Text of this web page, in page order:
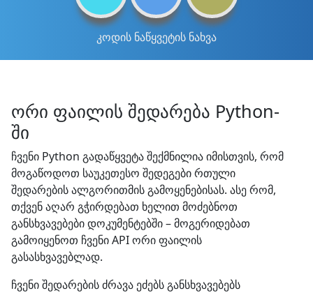
კოდის ნაწყვეტის ნახვა
ორი ფაილის შედარება Python-
ში
ჩვენი Python გადაწყვეტა შექმნილია იმისთვის, რომ
მოგაწოდოთ საუკეთესო შედეგები რთული
შედარების ალგორითმის გამოყენებისას. ასე რომ,
თქვენ აღარ გჭირდებათ ხელით მოძებნოთ
განსხვავებები დოკუმენტებში – მოგერიდებათ
გამოიყენოთ ჩვენი API ორი ფაილის
გასასხვავებლად.
ჩვენი შედარების ძრავა ეძებს განსხვავებებს